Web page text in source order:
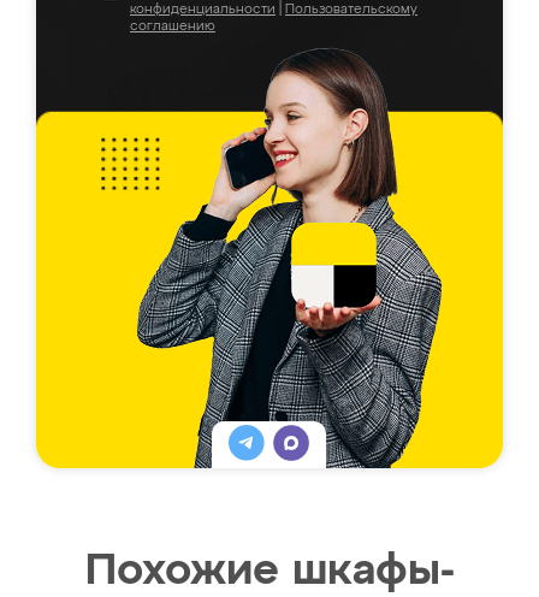
конфиденциальности
Пользовательскому
соглашению
Похожие шкафы-